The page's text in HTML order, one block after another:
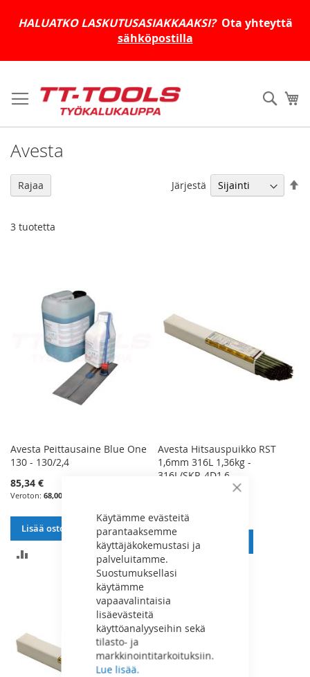
Sulje
Käytämme evästeitä
parantaaksemme
käyttäjäkokemustasi ja
palveluitamme.
Suostumuksellasi
käytämme
vapaavalintaisia
lisäevästeitä
käyttöanalyyseihin sekä
tilasto- ja
markkinointitarkoituksiin.
Lue lisää.
HALUATKO LASKUTUSASIAKKAAKSI?Ota yhteyttä
sähköpostilla
to
Content
Haku
Avesta
3 tuotetta
Järjestä
Avesta Peittausaine Blue One
130 - 130/2,4
85,34 €
68,00 €
Lisää ostoskoriin
Avesta Hitsauspuikko RST
1,6mm 316L 1,36kg -
316L/SKR-4D1,6
Lisää ostoskoriin
Rajaa